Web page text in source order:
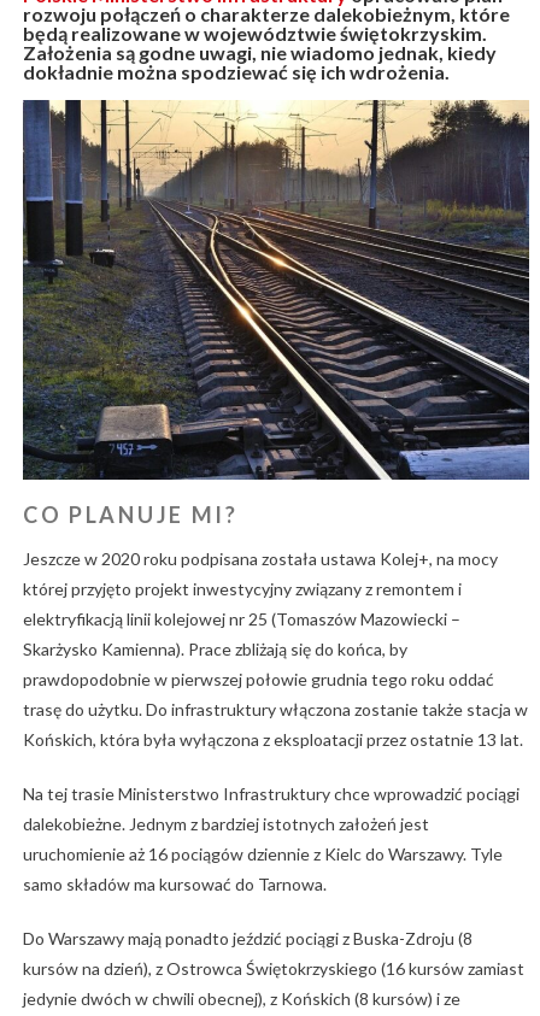
rozwoju połączeń o charakterze dalekobieżnym, które
będą realizowane w województwie świętokrzyskim.
Założenia są godne uwagi, nie wiadomo jednak, kiedy
dokładnie można spodziewać się ich wdrożenia.
CO PLANUJE MI?
Jeszcze w 2020 roku podpisana została ustawa Kolej+, na mocy
której przyjęto projekt inwestycyjny związany z remontem i
elektryfikacją linii kolejowej nr 25 (Tomaszów Mazowiecki –
Skarżysko Kamienna). Prace zbliżają się do końca, by
prawdopodobnie w pierwszej połowie grudnia tego roku oddać
trasę do użytku. Do infrastruktury włączona zostanie także stacja w
Końskich, która była wyłączona z eksploatacji przez ostatnie 13 lat.
Na tej trasie Ministerstwo Infrastruktury chce wprowadzić pociągi
dalekobieżne. Jednym z bardziej istotnych założeń jest
uruchomienie aż 16 pociągów dziennie z Kielc do Warszawy. Tyle
samo składów ma kursować do Tarnowa.
Do Warszawy mają ponadto jeździć pociągi z Buska-Zdroju (8
kursów na dzień), z Ostrowca Świętokrzyskiego (16 kursów zamiast
jedynie dwóch w chwili obecnej), z Końskich (8 kursów) i ze